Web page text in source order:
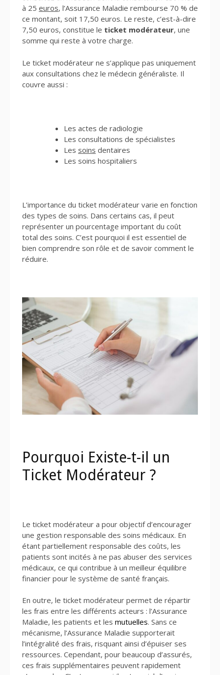
à 25 euros, l’Assurance Maladie rembourse 70 % de
ce montant, soit 17,50 euros. Le reste, c’est-à-dire
7,50 euros, constitue le ticket modérateur, une
somme qui reste à votre charge.
Le ticket modérateur ne s’applique pas uniquement
aux consultations chez le médecin généraliste. Il
couvre aussi :
Les actes de radiologie
Les consultations de spécialistes
Les soins dentaires
Les soins hospitaliers
L’importance du ticket modérateur varie en fonction
des types de soins. Dans certains cas, il peut
représenter un pourcentage important du coût
total des soins. C’est pourquoi il est essentiel de
bien comprendre son rôle et de savoir comment le
réduire.
Pourquoi Existe-t-il un
Ticket Modérateur ?
Le ticket modérateur a pour objectif d’encourager
une gestion responsable des soins médicaux. En
étant partiellement responsable des coûts, les
patients sont incités à ne pas abuser des services
médicaux, ce qui contribue à un meilleur équilibre
financier pour le système de santé français.
En outre, le ticket modérateur permet de répartir
les frais entre les différents acteurs : l’Assurance
Maladie, les patients et les mutuelles. Sans ce
mécanisme, l’Assurance Maladie supporterait
l’intégralité des frais, risquant ainsi d’épuiser ses
ressources. Cependant, pour beaucoup d’assurés,
ces frais supplémentaires peuvent rapidement